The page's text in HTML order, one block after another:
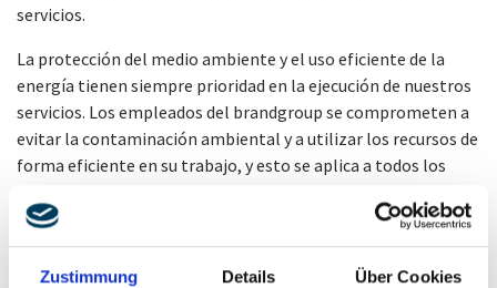
Zustimmung Details Über Cookies
servicios.
La protección del medio ambiente y el uso eficiente de la
energía tienen siempre prioridad en la ejecución de nuestros
servicios. Los empleados del brandgroup se comprometen a
evitar la contaminación ambiental y a utilizar los recursos de
forma eficiente en su trabajo, y esto se aplica a todos los
Los requisitos legales aplicables constituyen la base de